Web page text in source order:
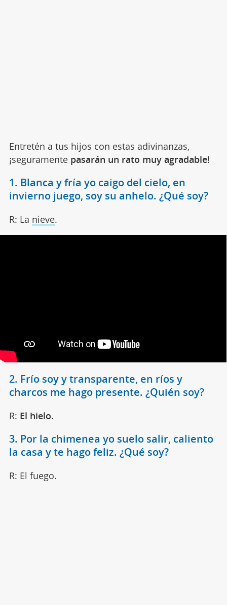
Entretén a tus hijos con estas adivinanzas,
¡seguramentepasarán un rato muy agradable!
1. Blanca y fría yo caigo del cielo, en
invierno juego, soy su anhelo. ¿Qué soy?
R: La nieve.
2. Frío soy y transparente, en ríos y
charcos me hago presente. ¿Quién soy?
R: El hielo.
3. Por la chimenea yo suelo salir, caliento
la casa y te hago feliz. ¿Qué soy?
R: El fuego.